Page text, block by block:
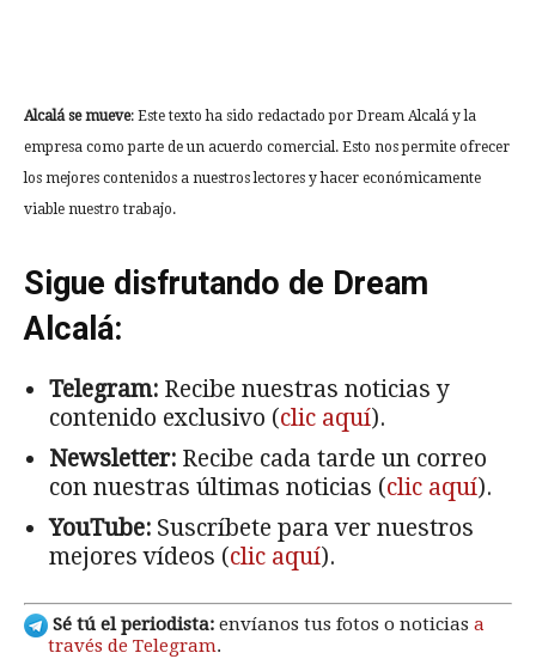
Alcalá se mueve: Este texto ha sido redactado por Dream Alcalá y la
empresa como parte de un acuerdo comercial. Esto nos permite ofrecer
los mejores contenidos a nuestros lectores y hacer económicamente
viable nuestro trabajo.
Sigue disfrutando de Dream
Alcalá:
Telegram: Recibe nuestras noticias y
contenido exclusivo (clic aquí).
Newsletter: Recibe cada tarde un correo
con nuestras últimas noticias (clic aquí).
YouTube: Suscríbete para ver nuestros
mejores vídeos (clic aquí).
Sé tú el periodista: envíanos tus fotos o noticias a
través de Telegram.